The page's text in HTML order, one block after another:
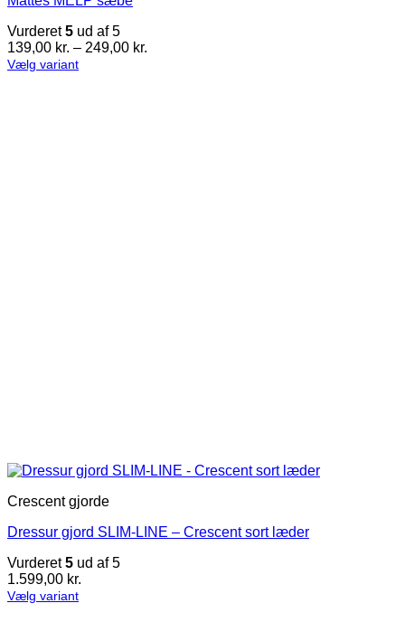
Vurderet5 ud af 5
139,00 kr. – 249,00 kr.
Vælg variant
Crescent gjorde
Dressur gjord SLIM-LINE – Crescent sort læder
Vurderet5 ud af 5
1.599,00 kr.
Vælg variant